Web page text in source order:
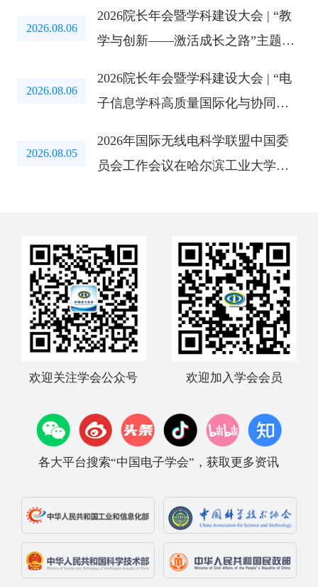
2026.08.06
2026院长年会暨学科建设大会 | “教
学与创新——激活成长之路”主题教
2026.08.06
2026院长年会暨学科建设大会 | “电
子信息学科高质量国际化与协同创
2026.08.05
2026年国际无线电科学联盟中国委
员会工作会议在哈尔滨工业大学召
欢迎关注学会公众号 欢迎加入学会会员
各大平台搜索“中国电子学会”，获取更多资讯